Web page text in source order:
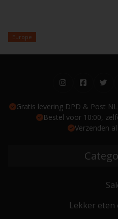
Europe
Gratis levering DPD & Post
Bestel voor 10:00,
Verzenden
Lekker eten